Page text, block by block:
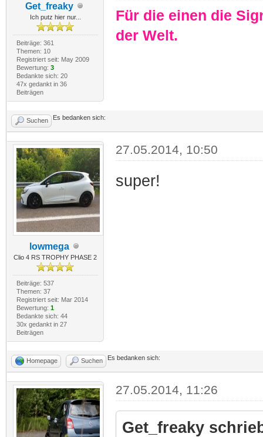
Get_freaky
Ich putz hier nur...
Beiträge: 361
Themen: 10
Registriert seit: May 2009
Bewertung: 3
Bedankte sich: 20
47x gedankt in 36
Beiträgen
Für die einen die
der Welt.
Suchen Es bedanken sich:
lowmega
Clio 4 RS TROPHY PHASE 2
Beiträge: 537
Themen: 37
Registriert seit: Mar 2014
Bewertung: 1
Bedankte sich: 44
30x gedankt in 27
Beiträgen
27.05.2014, 10:50
super!
Homepage Suchen Es bedanken sich:
27.05.2014, 11:26
Get_freaky